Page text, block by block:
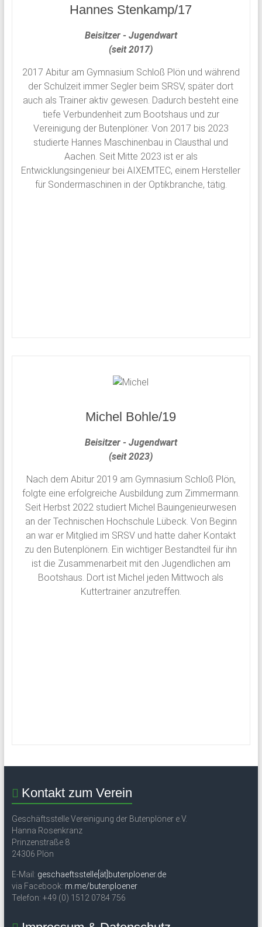
Hannes Stenkamp/17
Beisitzer - Jugendwart
(seit 2017)
2017 Abitur am Gymnasium Schloß Plön und während
der Schulzeit immer Segler beim SRSV, später dort
auch als Trainer aktiv gewesen. Dadurch besteht eine
tiefe Verbundenheit zum Bootshaus und zur
Vereinigung der Butenplöner. Von 2017 bis 2023
studierte Hannes Maschinenbau in Clausthal und
Aachen. Seit Mitte 2023 ist er als
Entwicklungsingenieur bei AIXEMTEC, einem Hersteller
für Sondermaschinen in der Optikbranche, tätig.
Michel Bohle/19
Beisitzer - Jugendwart
(seit 2023)
Nach dem Abitur 2019 am Gymnasium Schloß Plön,
folgte eine erfolgreiche Ausbildung zum Zimmermann.
Seit Herbst 2022 studiert Michel Bauingenieurwesen
an der Technischen Hochschule Lübeck. Von Beginn
an war er Mitglied im SRSV und hatte daher Kontakt
zu den Butenplönern. Ein wichtiger Bestandteil für ihn
ist die Zusammenarbeit mit den Jugendlichen am
Bootshaus. Dort ist Michel jeden Mittwoch als
Kuttertrainer anzutreffen.
Kontakt zum Verein
Geschäftsstelle Vereinigung der Butenplöner e.V.
Hanna Rosenkranz
Prinzenstraße 8
24306 Plön
E-Mail: geschaeftsstelle[ät]butenploener.de
via Facebook: m.me/butenploener
Telefon: +49 (0) 1512 0784 756